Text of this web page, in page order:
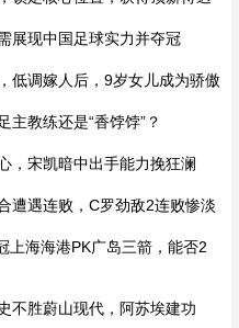
展现中国足球实力并夺冠
低调嫁人后，9岁女儿成为骄傲
主教练还是“香饽饽”？
，宋凯暗中出手能力挽狂澜
遭遇连败，C罗劲敌2连败惨淡
上海海港PK广岛三箭，能否2
不胜蔚山现代，阿苏埃建功